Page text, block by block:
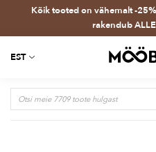
Kõik tooted on vähemalt -
rakendub
EST